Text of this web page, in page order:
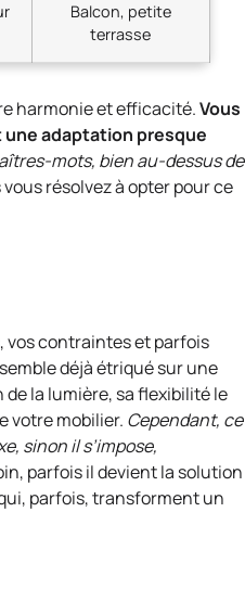
Balcon, petite
terrasse
harmonie et efficacité.Vous
adaptation presque
mots, bien au-dessus de
résolvez à opter pour ce
vos contraintes et parfois
déjà étriqué sur une
la lumière, sa flexibilité le
votre mobilier. Cependant, ce
sinon il s’impose,
parfois il devient la solution
parfois, transforment un